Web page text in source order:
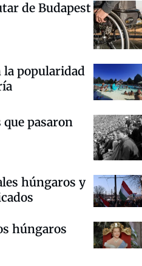
de Budapest
la popularidad
pasaron
húngaros y
húngaros